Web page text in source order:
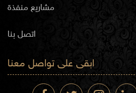
مشاريع منفذة
اتصل بنا
ابقى على تواصل معنا